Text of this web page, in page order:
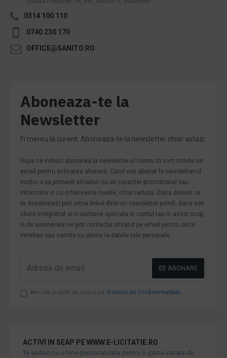
0314 100 110
0740 230 170
OFFICE@SANITO.RO
Aboneaza-te la
Newsletter
Fi mereu la curent. Aboneaza-te la newsletter chiar astazi.
Dupa ce initiezi abonarea la newsletter-ul nostru iti vom trimite un
email pentru activarea abonarii. Cand esti abonat la newsletter-ul
nostru o sa primesti emailuri cu un caracter promotional sau
informativ si cu o frecventa medie, chiar redusa. Daca doresti sa
te dezabonezi poti urma linkul dintr-un newsletter primit, daca esti
client inregistrat ai o sectiune speciala in contul tau in acest scop,
si de asemenea ne poti contacta oricand pe email pentru orice
intrebari sau cerinte cu privire la datele tale personale.
ABONARE
Am citit şi sunt de acord cu Politica de Confidentialitate
ACTIVI IN SEAP PE WWW.E-LICITATIE.RO
Te ajutam cu oferte personalizate pentru o gama variata de